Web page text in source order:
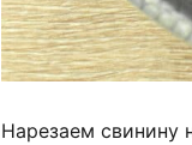
Нарезаем свинину